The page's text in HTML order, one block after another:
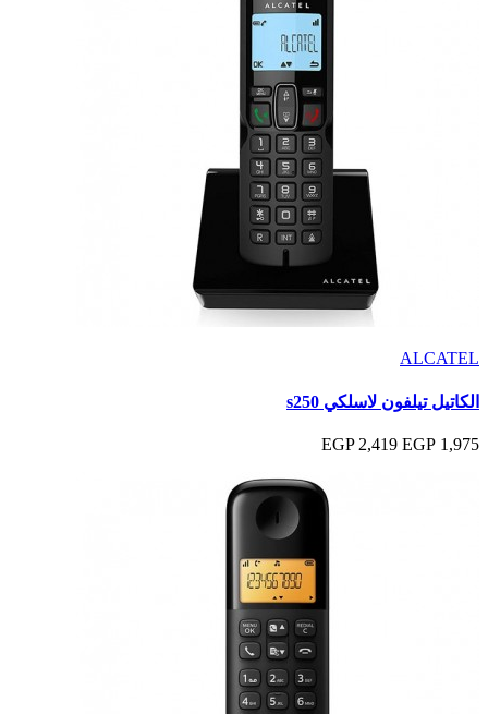
ALCATEL
الكاتيل تيلفون لاسلكي s250
1,975 EGP
2,419 EGP